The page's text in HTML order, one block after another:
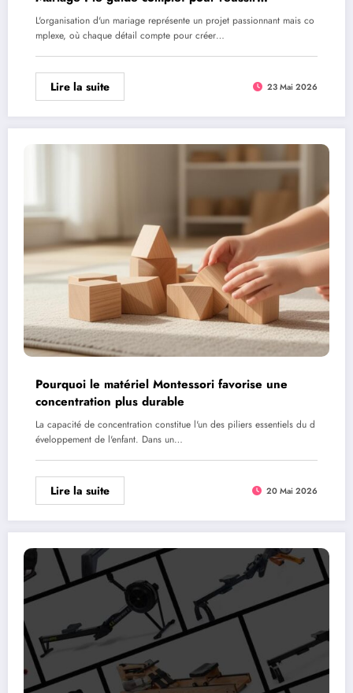
l’organisation de votre réception
L'organisation d'un mariage représente un projet passionnant mais co
mplexe, où chaque détail compte pour créer…
Lire la suite 23 Mai 2026
Pourquoi le matériel Montessori favorise une
concentration plus durable
La capacité de concentration constitue l'un des piliers essentiels du d
éveloppement de l'enfant. Dans un…
Lire la suite 20 Mai 2026